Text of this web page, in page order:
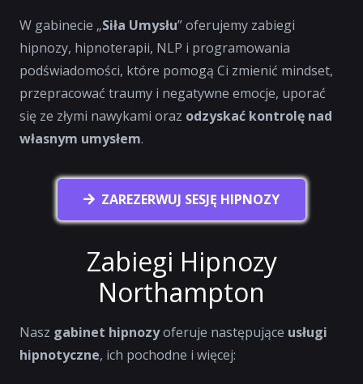
W gabinecie „Siła Umysłu” oferujemy zabiegi
hipnozy, hipnoterapii, NLP i programowania
podświadomości, które pomogą Ci zmienić mindset,
przepracować traumy i negatywne emocje, uporać
się ze złymi nawykami oraz odzyskać kontrolę nad
własnym umysłem.
ZAREZERWUJ SESJĘ HIPNOZY
Zabiegi Hipnozy
Northampton
Nasz gabinet hipnozyoferuje następujące usługi
hipnotyczne, ich pochodne i więcej: